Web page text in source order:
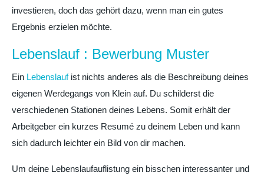
investieren, doch das gehört dazu, wenn man ein gutes
Ergebnis erzielen möchte.
Lebenslauf : Bewerbung Muster
Ein Lebenslaufist nichts anderes als die Beschreibung deines
eigenen Werdegangs von Klein auf. Du schilderst die
verschiedenen Stationen deines Lebens. Somit erhält der
Arbeitgeber ein kurzes Resumé zu deinem Leben und kann
sich dadurch leichter ein Bild von dir machen.
Um deine Lebenslaufauflistung ein bisschen interessanter und